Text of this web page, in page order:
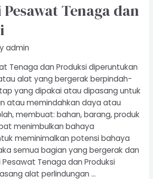
Tenaga dan
admin
Tenaga dan Produksi diperuntukan
alat yang bergerak berpindah-
yang dipakai atau dipasang untuk
atau memindahkan daya atau
membuat: bahan, barang, produk
menimbulkan bahaya
meminimalkan potensi bahaya
semua bagian yang bergerak dan
Tenaga dan Produksi
alat perlindungan …